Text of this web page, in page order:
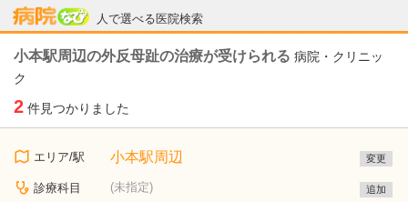
人で選べる医院検索
病院なび
小本駅周辺の外反母趾の治療が受けられる 病院・クリニッ
ク
2 件見つかりました
エリア/駅 小本駅周辺 変更
診療科目 (未指定) 追加